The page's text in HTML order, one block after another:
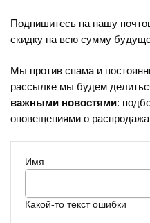
Подпишитесь на нашу
скидку на всю сумму
Мы против спама и
рассылке мы будем
важными новостями:
оповещениями о
Имя
Какой-то текст ошибки